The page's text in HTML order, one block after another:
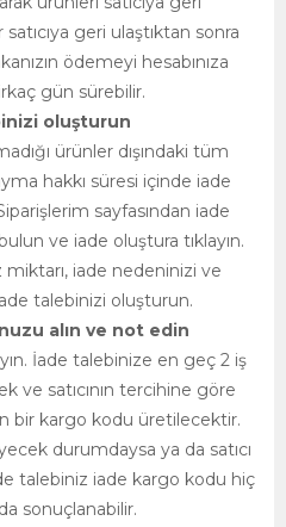
geri ulaştıktan sonra
ödemeyi hesabınıza
gün sürebilir.
oluşturun
ürünler dışındaki tüm
hakkı süresi içinde iade
sayfasından iade
ve iade oluştura tıklayın.
iade nedeninizi ve
talebinizi oluşturun.
alın ve not edin
İade talebinize en geç 2 iş
ve satıcının tercihine göre
bir kargo kodu üretilecektir.
durumdaysa ya da satıcı
talebiniz iade kargo kodu hiç
sonuçlanabilir.